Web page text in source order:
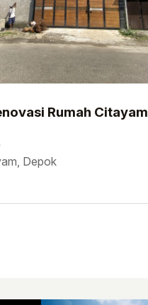
Rumah Citayam
Depok